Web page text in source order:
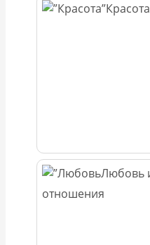
Красота
Любовь
отношения